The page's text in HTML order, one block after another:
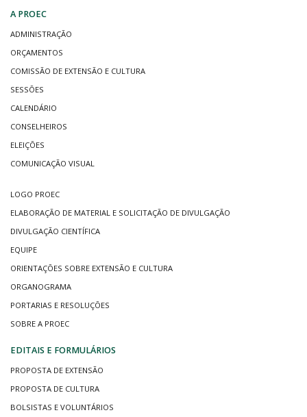
A PROEC
ADMINISTRAÇÃO
ORÇAMENTOS
COMISSÃO DE EXTENSÃO E CULTURA
SESSÕES
CALENDÁRIO
CONSELHEIROS
ELEIÇÕES
COMUNICAÇÃO VISUAL
LOGO PROEC
ELABORAÇÃO DE MATERIAL E SOLICITAÇÃO DE DIVULGAÇÃO
DIVULGAÇÃO CIENTÍFICA
EQUIPE
ORIENTAÇÕES SOBRE EXTENSÃO E CULTURA
ORGANOGRAMA
PORTARIAS E RESOLUÇÕES
SOBRE A PROEC
EDITAIS E FORMULÁRIOS
PROPOSTA DE EXTENSÃO
PROPOSTA DE CULTURA
BOLSISTAS E VOLUNTÁRIOS